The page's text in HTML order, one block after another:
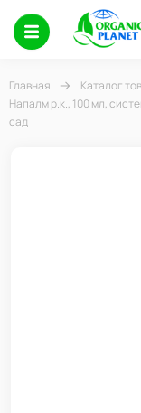
Главная Каталог
Напалм р.к., 100 мл,
сад